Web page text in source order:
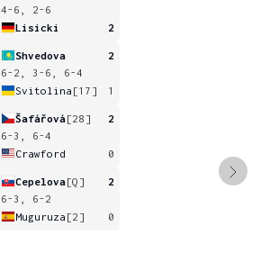
4-6, 2-6
Lisicki
2
Shvedova
2
6-2, 3-6, 6-4
Svitolina [17] 1
Šafářová[28]
2
6-3, 6-4
Crawford
0
Cepelova[Q]
2
6-3, 6-2
Muguruza [2] 0